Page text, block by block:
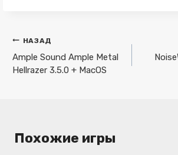
Навигация
по
записям
НАЗАД
Ample Sound Ample Metal
Hellrazer 3.5.0 + MacOS
Похожие игры